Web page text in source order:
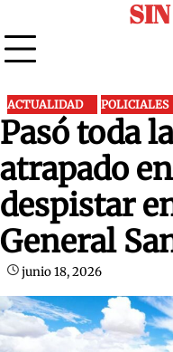
to
content
ACTUALIDAD POLICIALES
Pasó toda
atrapado
despistar
General
junio 18, 2026